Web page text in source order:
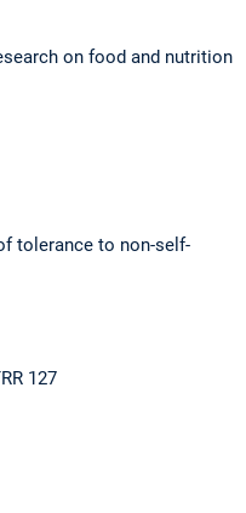
on food and nutrition
tolerance to non-self-
127